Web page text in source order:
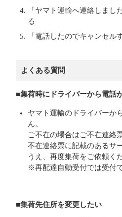
「ヤマト運輸へ連絡しまし
る
「電話したのでキャンセル
よくある質問
■集荷時にドライバーから電話
ヤマト運輸のドライバーか
ん。
ご不在の場合はご不在連絡
不在連絡票に記載のあるサ
うえ、再度集荷をご依頼く
※再配達自動受付では受付
■集荷先住所を変更したい